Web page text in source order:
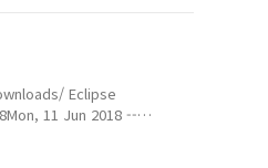
Eclipse
11 Jun 2018 --
(+0000) 4.7.2Thu, 30